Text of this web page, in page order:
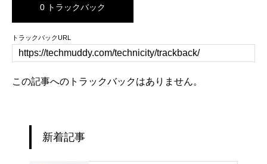
0 トラックバック
トラックバックURL
この記事へのトラックバックはありません。
新着記事